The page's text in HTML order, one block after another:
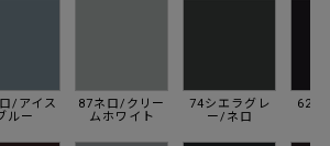
/アイス
ルー
87ネロ/クリー
ムホワイト
74シエラグレ
ー/ネロ
62ダ